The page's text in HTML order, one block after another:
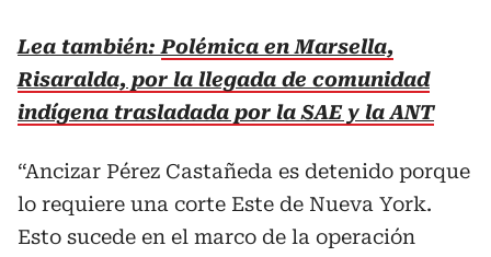
Lea también: Polémica en Marsella,
Risaralda, por la llegada de comunidad
indígena trasladada por la SAE y la ANT
“Ancizar Pérez Castañeda es detenido porque
lo requiere una corte Este de Nueva York.
Esto sucede en el marco de la operación